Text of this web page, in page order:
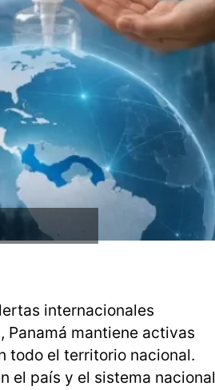
internacionales
Panamá mantiene activas
todo el territorio nacional.
el país y el sistema nacional